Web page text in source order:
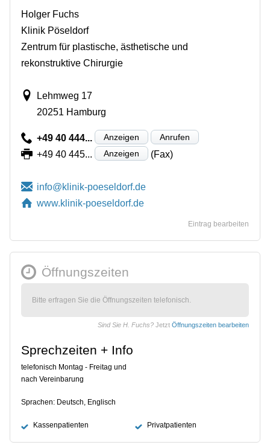
Holger Fuchs
Klinik Pöseldorf
Zentrum für plastische, ästhetische und
rekonstruktive Chirurgie
Lehmweg 17
20251 Hamburg
+49 40 444... Anzeigen Anrufen
+49 40 445... Anzeigen (Fax)
www.klinik-poeseldorf.de
Eintrag bearbeiten
Öffnungszeiten
Bitte erfragen Sie die Öffnungszeiten telefonisch.
Sind Sie H. Fuchs? Jetzt Öffnungszeiten bearbeiten
Sprechzeiten + Info
telefonisch Montag - Freitag und
nach Vereinbarung
Sprachen: Deutsch, Englisch
Kassenpatienten Privatpatienten